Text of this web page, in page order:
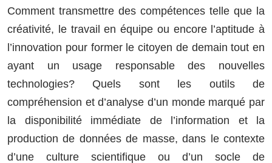
Comment transmettre des compétences telle que la
créativité, le travail en équipe ou encore l’aptitude à
l’innovation pour former le citoyen de demain tout en
ayant un usage responsable des nouvelles
technologies? Quels sont les outils de
compréhension et d’analyse d’un monde marqué par
la disponibilité immédiate de l’information et la
production de données de masse, dans le contexte
d’une culture scientifique ou d’un socle de